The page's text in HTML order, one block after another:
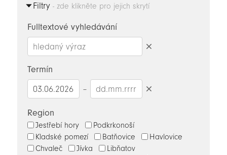
Filtry- zde klikněte pro jejich skrytí
Fulltextové vyhledávání
Termín
–
Region
Jestřebí hory
Podkrkonoší
Kladské pomezí
Batňovice
Havlovice
Chvaleč
Jívka
Libňatov